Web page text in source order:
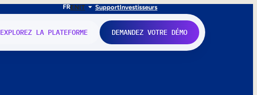
FRENIT SupportInvestisseurs
EXPLOREZ LA PLATEFORME DEMANDEZ VOTRE DÉMO